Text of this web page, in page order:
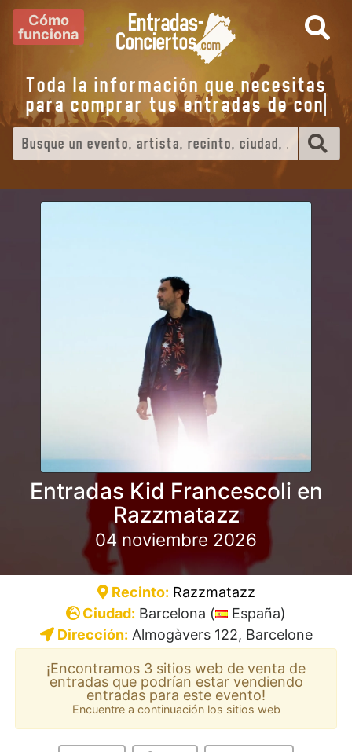
Cómo
funciona
Toda la información que necesitas
para comprar tus entradas dee
Entradas Kid Francescoli en
Razzmatazz
04 noviembre 2026
Recinto: Razzmatazz
Ciudad: Barcelona (
España)
Dirección: Almogàvers 122, Barcelone
¡Encontramos 3 sitios web de venta de
entradas que podrían estar vendiendo
entradas para este evento!
Encuentre a continuación los sitios web